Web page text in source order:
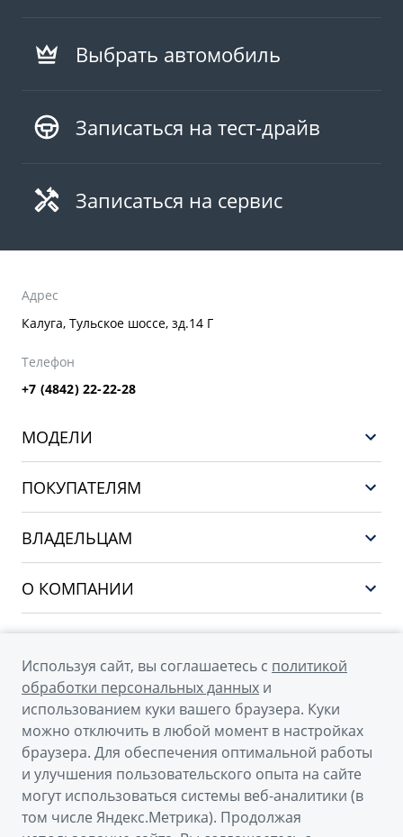
Выбрать автомобиль
Записаться на тест-драйв
Записаться на сервис
Адрес
Калуга, Тульское шоссе, зд.14 Г
Телефон
+7 (4842) 22-22-28
МОДЕЛИ
EX5
PREFACE
CITYRAY
ATLAS
OKAVANGO
MONJARO
ПОКУПАТЕЛЯМ
ВЛАДЕЛЬЦАМ
О КОМПАНИИ
Новости
Наша команда
Правовая информация
Контакты
Мы в соцсетях
© 2026
Официальный сайт Geely в России
Используя сайт, вы соглашаетесь с политикой
обработки персональных данных и
использованием куки вашего браузера. Куки
можно отключить в любой момент в настройках
браузера. Для обеспечения оптимальной работы
и улучшения пользовательского опыта на сайте
могут использоваться системы веб-аналитики (в
том числе Яндекс.Метрика). Продолжая